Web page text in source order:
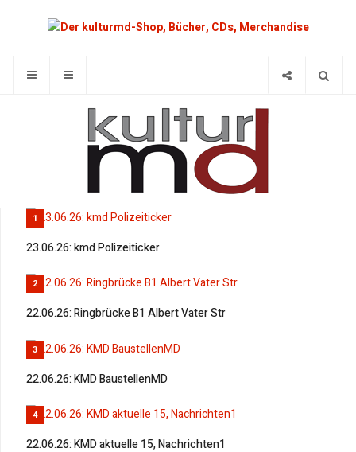
1
23.06.26: kmd Polizeiticker
2
22.06.26: Ringbrücke B1 Albert Vater Str
3
22.06.26: KMD BaustellenMD
4
22.06.26: KMD aktuelle 15, Nachrichten1